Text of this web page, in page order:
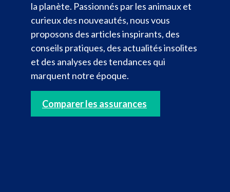
la planète. Passionnés par les animaux et
curieux des nouveautés, nous vous
proposons des articles inspirants, des
conseils pratiques, des actualités insolites
et des analyses des tendances qui
marquent notre époque.
Comparer les assurances